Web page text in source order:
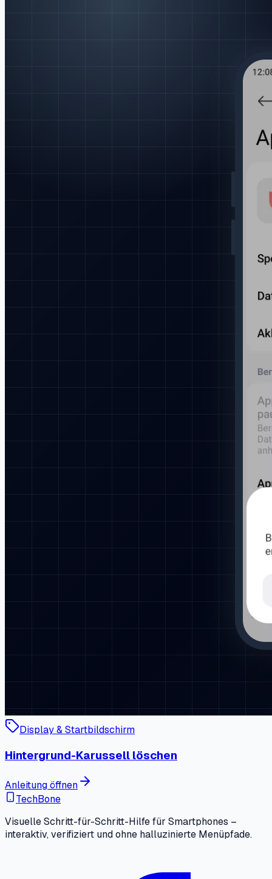
Display & Startbildschirm
Hintergrund-Karussell löschen
Anleitung öffnen
TechBone
Visuelle Schritt-für-Schritt-Hilfe für Smartphones –
interaktiv, verifiziert und ohne halluzinierte Menüpfade.